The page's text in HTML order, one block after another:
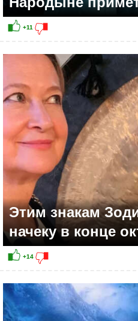
+12
Этим знакам
начеку в конце